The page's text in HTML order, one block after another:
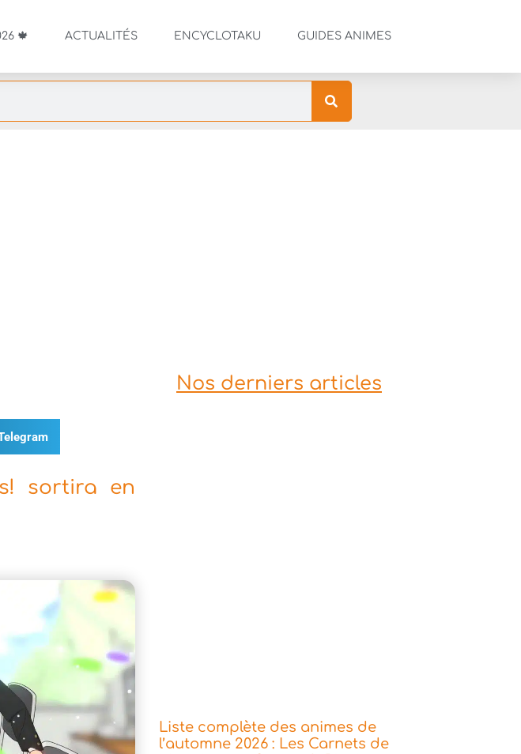
🍁 ACTUALITÉS ENCYCLOTAKU GUIDES ANIMES
sortira en
Nos derniers articles
Liste complète des animes de
l’automne 2026 : Les Carnets de